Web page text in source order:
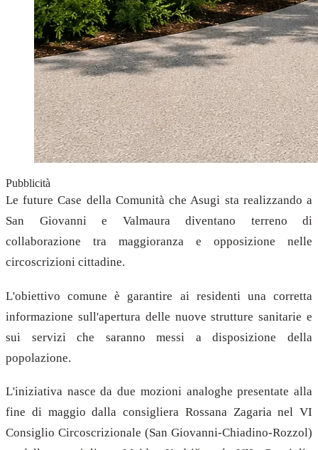
Pubblicità
Le future Case della Comunità che Asugi sta realizzando a
San Giovanni e Valmaura diventano terreno di
collaborazione tra maggioranza e opposizione nelle
circoscrizioni cittadine.
L'obiettivo comune è garantire ai residenti una corretta
informazione sull'apertura delle nuove strutture sanitarie e
sui servizi che saranno messi a disposizione della
popolazione.
L'iniziativa nasce da due mozioni analoghe presentate alla
fine di maggio dalla consigliera Rossana Zagaria nel VI
Consiglio Circoscrizionale (San Giovanni-Chiadino-Rozzol)